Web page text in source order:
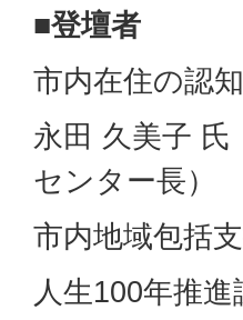
■登壇者
市内在住の認
永田 久美子 氏
センター長）
市内地域包括
人生100年推進